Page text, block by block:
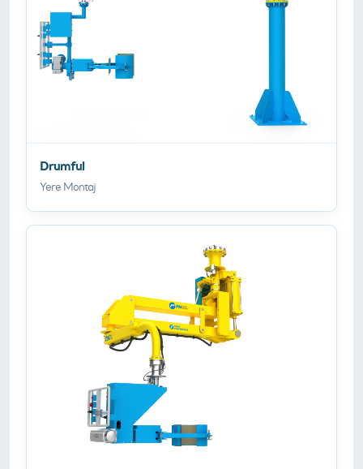
Drumful
Yere Montaj